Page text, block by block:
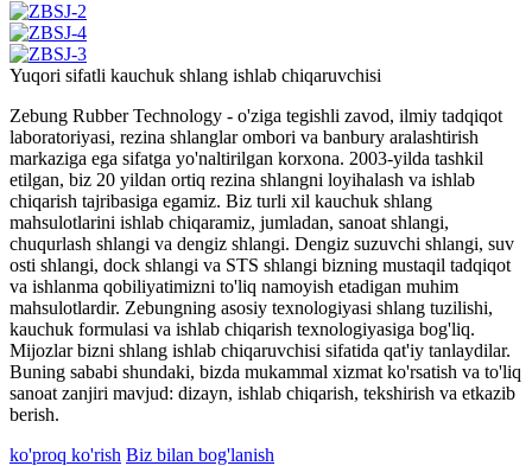
Yuqori sifatli kauchuk shlang ishlab chiqaruvchisi
Zebung Rubber Technology - o'ziga tegishli zavod, ilmiy tadqiqot
laboratoriyasi, rezina shlanglar ombori va banbury aralashtirish
markaziga ega sifatga yo'naltirilgan korxona. 2003-yilda tashkil
etilgan, biz 20 yildan ortiq rezina shlangni loyihalash va ishlab
chiqarish tajribasiga egamiz. Biz turli xil kauchuk shlang
mahsulotlarini ishlab chiqaramiz, jumladan, sanoat shlangi,
chuqurlash shlangi va dengiz shlangi. Dengiz suzuvchi shlangi, suv
osti shlangi, dock shlangi va STS shlangi bizning mustaqil tadqiqot
va ishlanma qobiliyatimizni to'liq namoyish etadigan muhim
mahsulotlardir. Zebungning asosiy texnologiyasi shlang tuzilishi,
kauchuk formulasi va ishlab chiqarish texnologiyasiga bog'liq.
Mijozlar bizni shlang ishlab chiqaruvchisi sifatida qat'iy tanlaydilar.
Buning sababi shundaki, bizda mukammal xizmat ko'rsatish va to'liq
sanoat zanjiri mavjud: dizayn, ishlab chiqarish, tekshirish va etkazib
berish.
ko'proq ko'rish Biz bilan bog'lanish